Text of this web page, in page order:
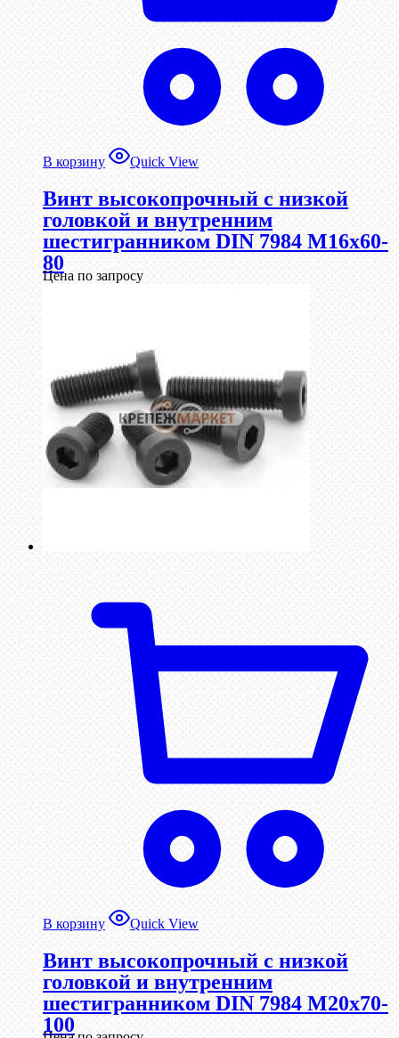
В корзину Quick View
Винт высокопрочный с низкой
головкой и внутренним
шестигранником DIN 7984 М16х60-
80
Цена по запросу
В корзину Quick View
Винт высокопрочный с низкой
головкой и внутренним
шестигранником DIN 7984 М20х70-
100